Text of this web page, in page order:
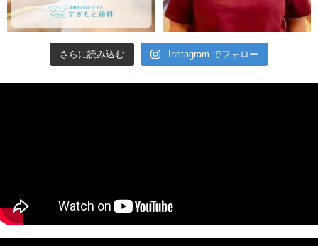
さらに読み込む Instagram でフォロー